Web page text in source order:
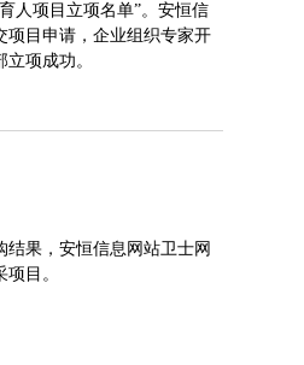
人项目立项名单”。安恒信
项目申请，企业组织专家开
项成功。
结果，安恒信息网站卫士网
目。